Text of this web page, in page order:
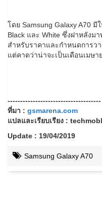
โดย Samsung Galaxy A70 มี
Black และ White ซึ่งฝาหลังม
สำหรับราคาและกำหนดการว
แต่คาดว่าน่าจะเป็นเดือนเมษา
-------------------------------------
ที่มา : gsmarena.com
แปลและเรียบเรียง :
Update : 19/04/2019
Samsung Galaxy A70